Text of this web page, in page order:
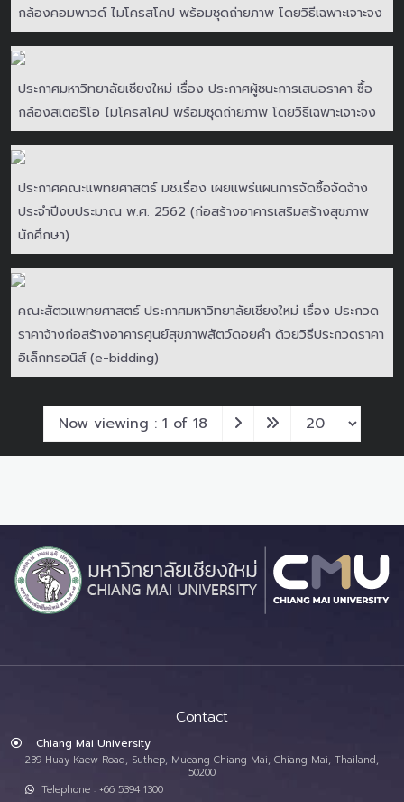
กล้องคอมพาวด์ ไมโครสโคป พร้อมชุดถ่ายภาพ โดยวิธีเฉพาะเจาะจง
ประกาศมหาวิทยาลัยเชียงใหม่ เรื่อง ประกาศผู้ชนะการเสนอราคา ซื้อ
กล้องสเตอริโอ ไมโครสโคป พร้อมชุดถ่ายภาพ โดยวิธีเฉพาะเจาะจง
ประกาศคณะแพทยศาสตร์ มช.เรื่อง เผยแพร่แผนการจัดซื้อจัดจ้าง
ประจำปีงบประมาณ พ.ศ. 2562 (ก่อสร้างอาคารเสริมสร้างสุขภาพ
นักศึกษา)
คณะสัตวแพทยศาสตร์ ประกาศมหาวิทยาลัยเชียงใหม่ เรื่อง ประกวด
ราคาจ้างก่อสร้างอาคารศูนย์สุขภาพสัตว์ดอยคำ ด้วยวิธีประกวดราคา
อิเล็กทรอนิส์ (e-bidding)
Now viewing : 1 of 18
Contact
Chiang Mai University
239 Huay Kaew Road, Suthep, Mueang Chiang Mai, Chiang Mai, Thailand,
50200
Telephone : +66 5394 1300